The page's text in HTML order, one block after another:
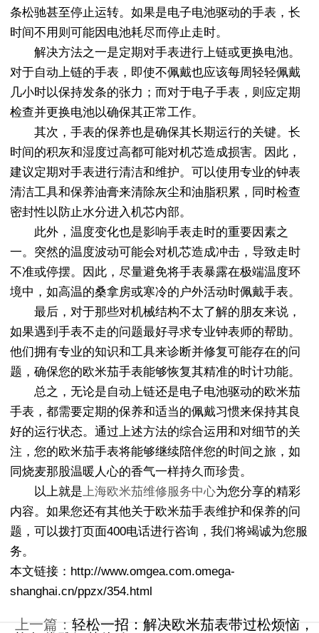
条松驰甚至停止运转。如果是电子电池驱动的手表，长
时间不用则可能因电池耗尽而停止走时。
解决方法之一是定期对手表进行上链或更换电池。
对于自动上链的手表，即使不佩戴也应该每周轻轻佩戴
几小时以保持发条的张力；而对于电子手表，则应定期
检查并更换电池以确保其正常工作。
其次，手表的保养也是确保其长期运行的关键。长
时间的积灰和湿度过高都可能对机芯造成损害。因此，
建议定期对手表进行清洁和维护。可以使用专业的钟表
清洁工具和保养油膏来清除灰尘和油脂积累，同时检查
密封性以防止水分进入机芯内部。
此外，温度变化也是影响手表走时的重要因素之
一。突然的温度波动可能会对机芯造成冲击，导致走时
不准或停摆。因此，尽量避免将手表暴露在极端温度环
境中，如高温的桑拿房或寒冷的户外活动时佩戴手表。
最后，对于那些对机械结构不太了解的朋友来说，
如果遇到手表不走的问题最好寻求专业钟表师的帮助。
他们拥有专业的知识和工具来诊断并修复可能存在的问
题，确保您的欧米茄手表能够恢复其精准的时计功能。
总之，无论是自动上链还是电子电池驱动的欧米茄
手表，都需要定期的保养和适当的佩戴习惯来保持其良
好的运行状态。通过上述方法的综合运用和对细节的关
注，您的欧米茄手表将能够继续陪伴您的时间之旅，如
同烧麦那股温暖人心的香气一样持久而珍贵。
以上就是 上海欧米茄维修服务中心为您分享的精彩
内容。如果您还有其他关于欧米茄手表维护和保养的问
题，可以拨打页面400电话进行咨询，我们将竭诚为您服
务。
本文链接：http://www.omgea.com.omega-
shanghai.cn/ppzx/354.html
上一篇： 轻松一招：解决欧米茄表带过松烦恼，